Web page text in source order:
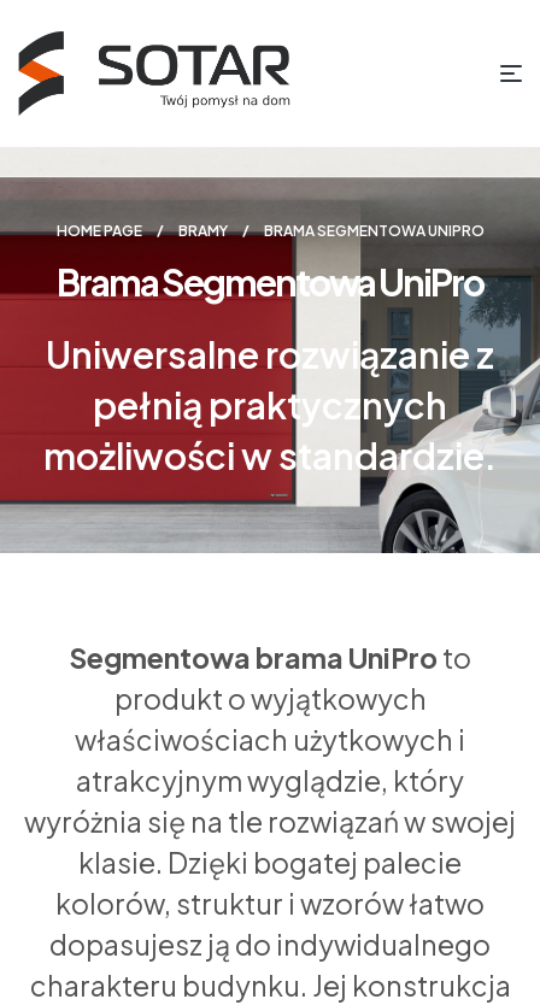
HOME PAGE BRAMY BRAMA SEGMENTOWA UNIPRO
Brama Segmentowa UniPro
Uniwersalne rozwiązanie z
pełnią praktycznych
możliwości w standardzie.
Segmentowa brama UniPro to
produkt o wyjątkowych
właściwościach użytkowych i
atrakcyjnym wyglądzie, który
wyróżnia się na tle rozwiązań w swojej
klasie. Dzięki bogatej palecie
kolorów, struktur i wzorów łatwo
dopasujesz ją do indywidualnego
charakteru budynku. Jej konstrukcja